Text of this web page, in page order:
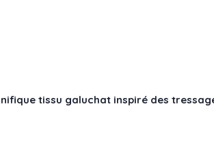
tissu galuchat inspiré des